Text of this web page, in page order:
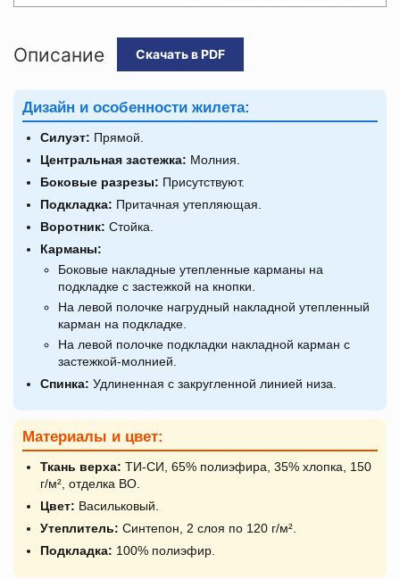
Описание Скачать в PDF
Дизайн и особенности жилета:
Силуэт: Прямой.
Центральная застежка: Молния.
Боковые разрезы: Присутствуют.
Подкладка: Притачная утепляющая.
Воротник: Стойка.
Карманы:
Боковые накладные утепленные карманы на
подкладке с застежкой на кнопки.
На левой полочке нагрудный накладной утепленный
карман на подкладке.
На левой полочке подкладки накладной карман с
застежкой-молнией.
Спинка: Удлиненная с закругленной линией низа.
Материалы и цвет:
Ткань верха: ТИ-СИ, 65% полиэфира, 35% хлопка, 150
г/м², отделка ВО.
Цвет: Васильковый.
Утеплитель: Синтепон, 2 слоя по 120 г/м².
Подкладка: 100% полиэфир.